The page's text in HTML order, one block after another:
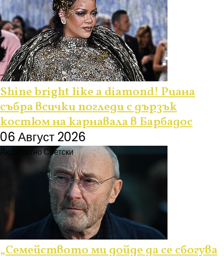
Shine bright like a diamond! Риана
събра всички погледи с дързък
костюм на карнавала в Барбадос
06 Август 2026
ЛюбопитноСветски
„Семейството ми дойде да се сбогува